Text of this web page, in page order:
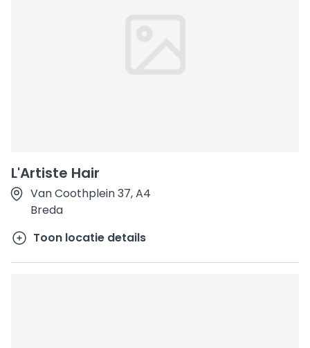
L'Artiste Hair
Van Coothplein 37, A4
Breda
Toon locatie details